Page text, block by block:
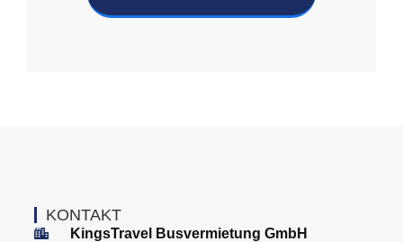
KONTAKT
KingsTravel Busvermietung GmbH